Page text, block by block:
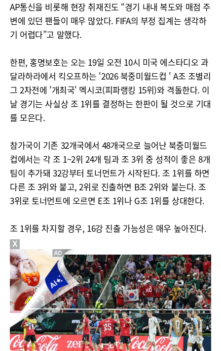
AP통신을 비롯해 현장 취재진도 “경기 내내 복도와 매점 주
변에 있던 팬들이 매우 많았다. FIFA의 부정 집계는 생각하
기 어렵다”고 말했다.
한편, 홍명보호는 오는 19일 오전 10시 미국 에스타디오 과
달라하라에서 킥오프하는 '2026 북중미월드컵 ' A조 조별리
그 2차전에 '개최국' 멕시코(피파랭킹 15위)와 격돌한다. 이
날 경기는 사실상 조 1위를 결정하는 한판이 될 것으로 기대
를 모은다.
참가국이 기존 32개국에서 48개국으로 늘어난 북중미월드
컵에서는 각 조 1~2위 24개 팀과 조 3위 중 성적이 좋은 8개
팀이 추가돼 32강부터 토너먼트가 시작된다. 조 1위를 하면
다른 조 3위와 붙고, 2위로 진출하면 B조 2위와 붙는다. 조
3위로 토너먼트에 오르면 E조 1위나 G조 1위를 상대한다.
조 1위를 차지할 경우, 16강 진출 가능성은 매우 높아진다.
X